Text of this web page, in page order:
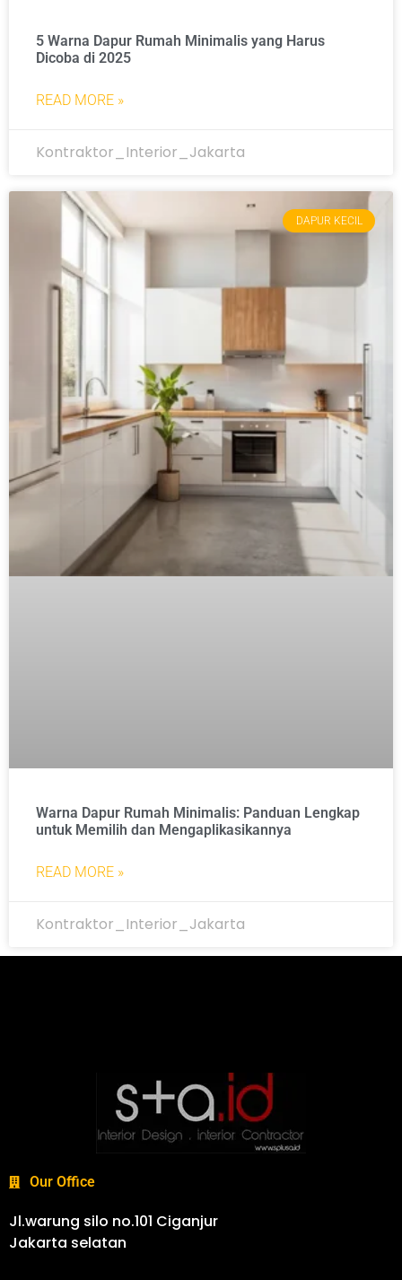
5 Warna Dapur Rumah Minimalis yang Harus
Dicoba di 2025
READ MORE »
Kontraktor_Interior_Jakarta
DAPUR KECIL
Warna Dapur Rumah Minimalis: Panduan Lengkap
untuk Memilih dan Mengaplikasikannya
READ MORE »
Kontraktor_Interior_Jakarta
Our Office
Jl.warung silo no.101 Ciganjur
Jakarta selatan